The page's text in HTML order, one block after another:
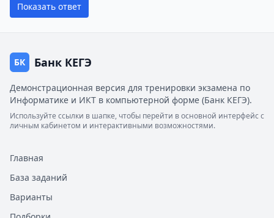
Показать ответ
БК Банк КЕГЭ
Демонстрационная версия для тренировки экзамена по
Информатике и ИКТ в компьютерной форме (Банк КЕГЭ).
Используйте ссылки в шапке, чтобы перейти в основной интерфейс с
личным кабинетом и интерактивными возможностями.
Главная
База заданий
Варианты